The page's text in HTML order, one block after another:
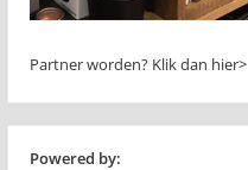
Partner worden? Klik dan hier>
Powered by: